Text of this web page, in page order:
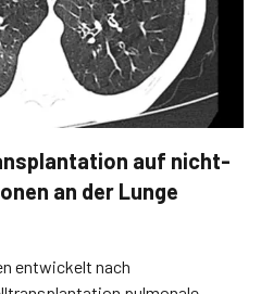
auf nicht-
an der Lunge
entwickelt nach